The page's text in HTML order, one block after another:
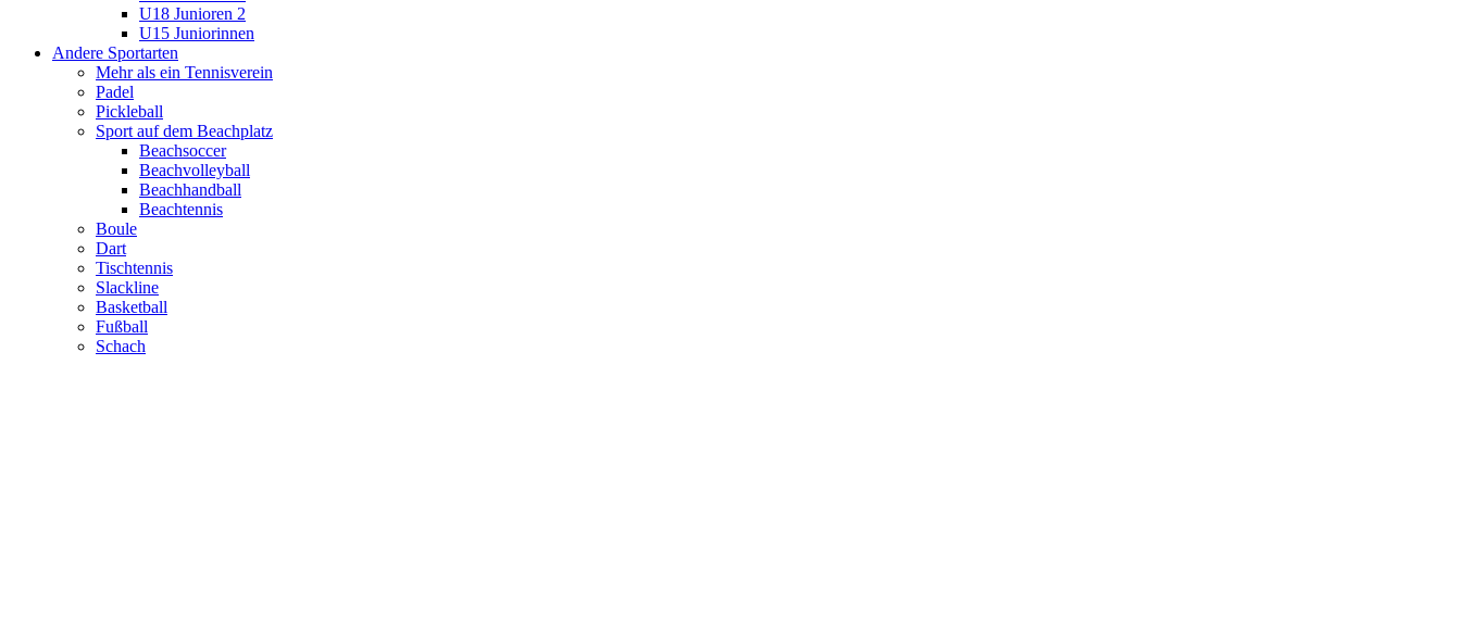
U18 Junioren 2
U15 Juniorinnen
Andere Sportarten
Mehr als ein Tennisverein
Padel
Pickleball
Sport auf dem Beachplatz
Beachsoccer
Beachvolleyball
Beachhandball
Beachtennis
Boule
Dart
Tischtennis
Slackline
Basketball
Fußball
Schach